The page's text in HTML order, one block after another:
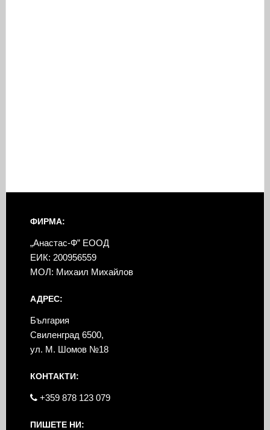
ФИРМА:
„Анастас-Ф” ЕООД
ЕИК: 200956559
МОЛ: Михаил Михайлов
АДРЕС:
България
Свиленград 6500,
ул. М. Шомов №18
КОНТАКТИ:
+359 878 123 079
ПИШЕТЕ НИ: